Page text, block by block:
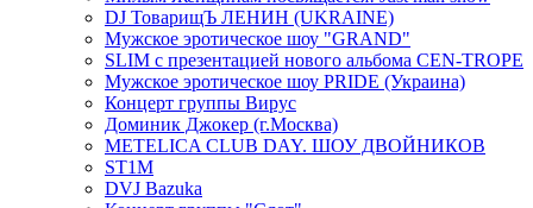
DJ ТоварищЪ ЛЕНИН (UKRAINE)
Мужское эротическое шоу "GRAND"
SLIM с презентацией нового альбома CEN-TROPE
Мужское эротическое шоу PRIDE (Украина)
Концерт группы Вирус
Доминик Джокер (г.Москва)
METELICA CLUB DAY. ШОУ ДВОЙНИКОВ
ST1M
DVJ Bazuka